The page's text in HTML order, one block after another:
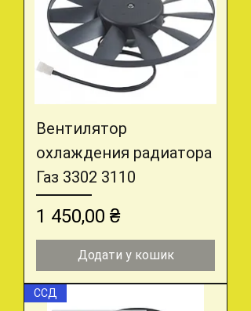
Вентилятор
охлаждения радиатора
Газ 3302 3110
Ціна
1 450,00 ₴
Додати у кошик
ССД